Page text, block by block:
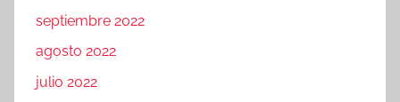
septiembre 2022
agosto 2022
julio 2022